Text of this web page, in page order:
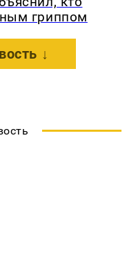
гриппом
↓